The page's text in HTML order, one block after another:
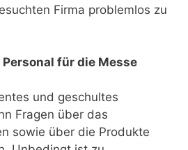
Firma problemlos zu
für die Messe
und geschultes
Fragen über das
sowie über die Produkte